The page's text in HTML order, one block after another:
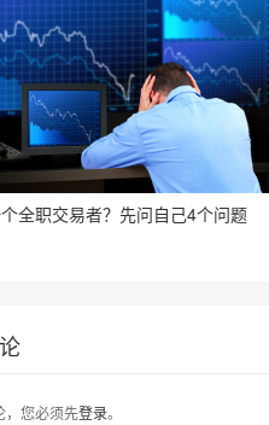
全职交易者？先问自己4个问题
，您必须先登录。